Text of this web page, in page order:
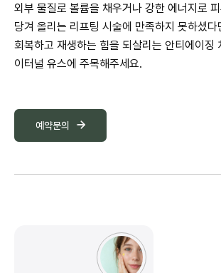
외부 물질로 볼륨을 채우거나 강한 에너지로
당겨 올리는 리프팅 시술에 만족하지 못하셨다
회복하고 재생하는 힘을 되살리는 안티에이징
이터널 유스에 주목해주세요.
예약문의